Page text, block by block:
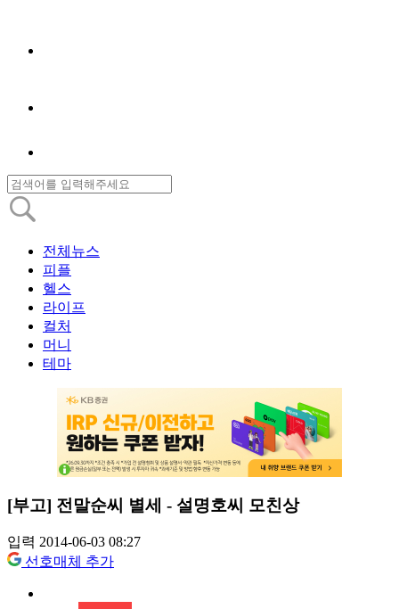
전체뉴스
피플
헬스
라이프
컬처
머니
테마
[부고] 전말순씨 별세 - 설명호씨 모친상
입력 2014-06-03 08:27
선호매체 추가